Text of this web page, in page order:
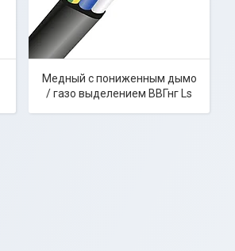
Медный с пониженным дымо
/ газо выделением ВВГнг Ls